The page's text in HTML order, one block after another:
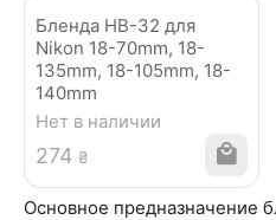
Основное предназначение
Бленда HB-32 для
Nikon 18-70mm, 18-
135mm, 18-105mm, 18-
140mm
Нет в наличии
‍274‍ ₴